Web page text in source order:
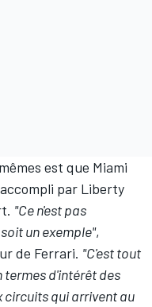
est que Miami
par Liberty
"Ce n'est pas
un exemple",
de Ferrari. "C'est tout
termes d'intérêt des
circuits qui arrivent au